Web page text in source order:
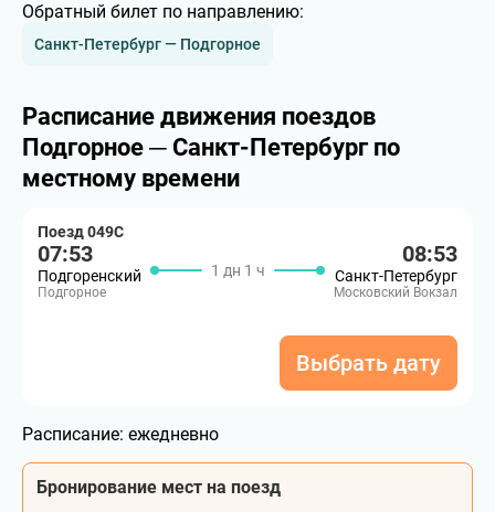
Обратный билет по направлению:
Санкт-Петербург — Подгорное
Расписание движения поездов
Подгорное ─ Санкт-Петербург по
местному времени
Поезд 049С
07:53
Подгоренский
Подгорное
1 дн 1 ч
08:53
Санкт-Петербург
Московский Вокзал
Выбрать дату
Расписание: ежедневно
Бронирование мест на поезд